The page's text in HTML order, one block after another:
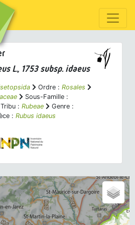
L., 1753 subsp.idaeus
Ordre : Rosales
Sous-Famille :
Tribu : Rubeae
Genre :
: Rubus idaeus